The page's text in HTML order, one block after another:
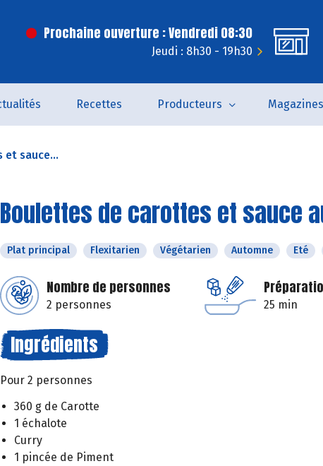
Prochaine ouverture : Vendredi 08:30
Jeudi : 8h30 - 19h30
Recettes Producteurs Magazines
sauce...
Boulettes de carottes et sauce
Plat principal Flexitarien Végétarien Automne Eté
Nombre de personnes
2 personnes 25 min
Ingrédients
Pour 2 personnes
360 g de Carotte
1 échalote
Curry
1 pincée de Piment